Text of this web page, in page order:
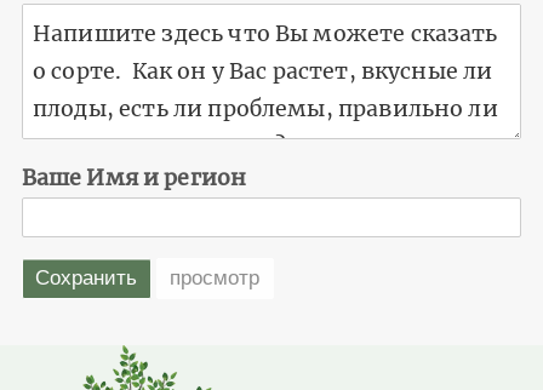
Ваше Имя и регион